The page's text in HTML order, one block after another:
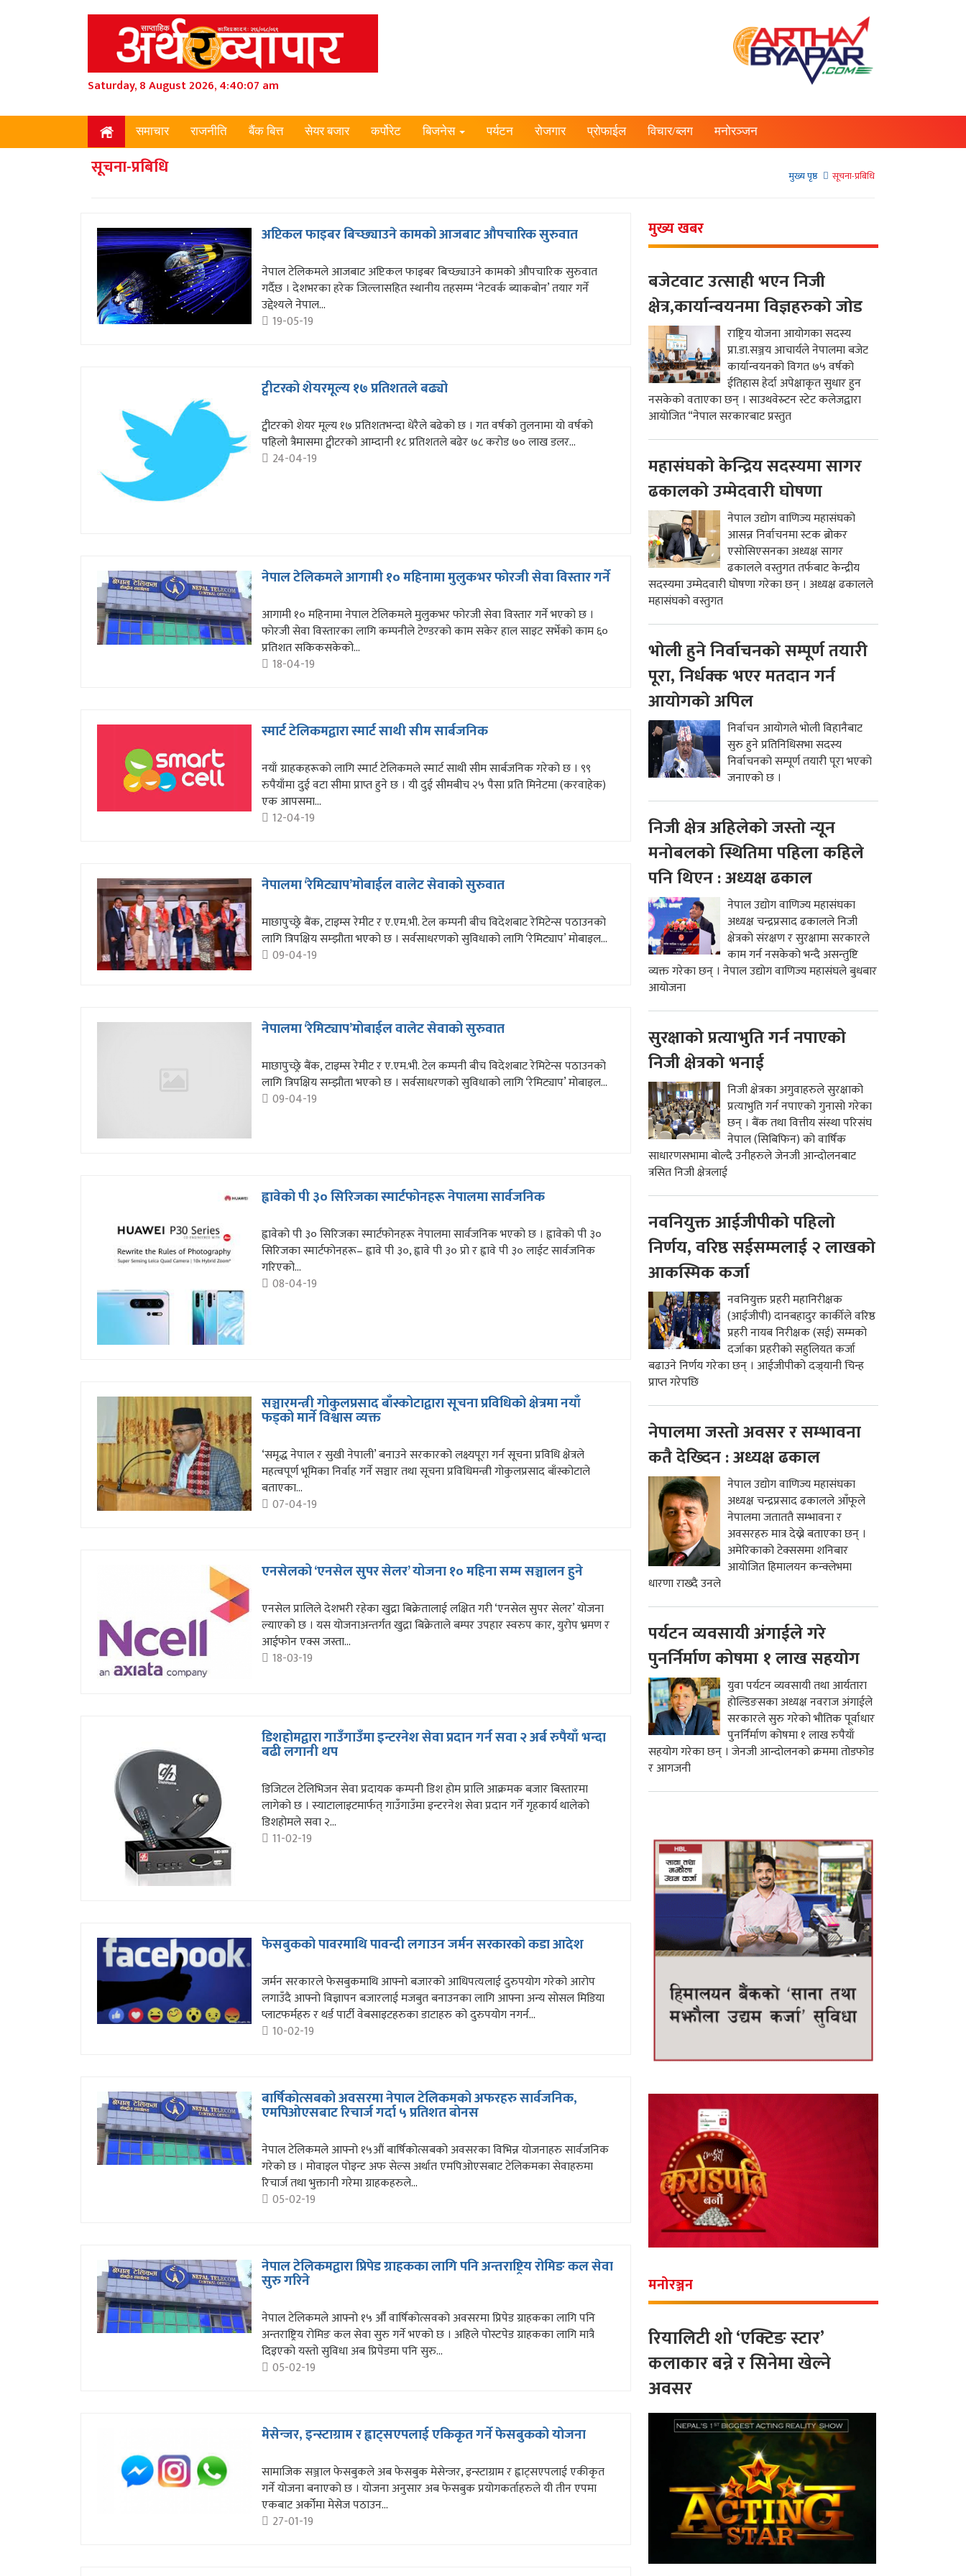
Saturday, 8 August 2026, 4:40:08 am
समाचार राजनीति बैंक बित्त सेयर बजार कर्पोरेट बिजनेस पर्यटन रोजगार प्रोफाईल विचार/ब्लग मनोरञ्जन
सूचना-प्रबिधि मुख्य पृष्ठ सूचना-प्रबिधि
अप्टिकल फाइबर बिच्छ्याउने कामको आजबाट औपचारिक सुरुवात
नेपाल टेलिकमले आजबाट अप्टिकल फाइबर बिच्छ्याउने कामको औपचारिक सुरुवात
गर्दैछ । देशभरका हरेक जिल्लासहित स्थानीय तहसम्म ‘नेटवर्क ब्याकबोन’ तयार गर्ने
उद्देश्यले नेपाल...
19-05-19
ट्वीटरको शेयरमूल्य १७ प्रतिशतले बढ्यो
ट्वीटरको शेयर मूल्य १७ प्रतिशतभन्दा धेरैले बढेको छ । गत वर्षको तुलनामा यो वर्षको
पहिलो त्रैमासमा ट्वीटरको आम्दानी १८ प्रतिशतले बढेर ७८ करोड ७० लाख डलर...
24-04-19
नेपाल टेलिकमले आगामी १० महिनामा मुलुकभर फोरजी सेवा विस्तार गर्ने
आगामी १० महिनामा नेपाल टेलिकमले मुलुकभर फोरजी सेवा विस्तार गर्ने भएको छ ।
फोरजी सेवा विस्तारका लागि कम्पनीले टेण्डरको काम सकेर हाल साइट सर्भेको काम ६०
प्रतिशत सकिकसकेको...
18-04-19
स्मार्ट टेलिकमद्वारा स्मार्ट साथी सीम सार्बजनिक
नयाँ ग्राहकहरूको लागि स्मार्ट टेलिकमले स्मार्ट साथी सीम सार्बजनिक गरेको छ । ९९
रुपैयाँमा दुई वटा सीमा प्राप्त हुने छ । यी दुई सीमबीच २५ पैसा प्रति मिनेटमा (करवाहेक)
एक आपसमा...
12-04-19
नेपालमा ‘रेमिट्याप’मोबाईल वालेट सेवाको सुरुवात
माछापुच्छ्रे बैंक, टाइम्स रेमीट र ए.एम.भी. टेल कम्पनी बीच विदेशबाट रेमिटेन्स पठाउनको
लागि त्रिपक्षिय सम्झौता भएको छ । सर्वसाधरणको सुविधाको लागि ‘रेमिट्याप’ मोबाइल...
09-04-19
नेपालमा ‘रेमिट्याप’मोबाईल वालेट सेवाको सुरुवात
माछापुच्छ्रे बैंक, टाइम्स रेमीट र ए.एम.भी. टेल कम्पनी बीच विदेशबाट रेमिटेन्स पठाउनको
लागि त्रिपक्षिय सम्झौता भएको छ । सर्वसाधरणको सुविधाको लागि ‘रेमिट्याप’ मोबाइल...
09-04-19
ह्वावेको पी ३० सिरिजका स्मार्टफोनहरू नेपालमा सार्वजनिक
ह्वावेको पी ३० सिरिजका स्मार्टफोनहरू नेपालमा सार्वजनिक भएको छ । ह्वावेको पी ३०
सिरिजका स्मार्टफोनहरू– ह्वावे पी ३०, ह्वावे पी ३० प्रो र ह्वावे पी ३० लाईट सार्वजनिक
गरिएको...
08-04-19
सञ्चारमन्त्री गोकुलप्रसाद बाँस्कोटाद्वारा सूचना प्रविधिको क्षेत्रमा नयाँ
फड्को मार्ने विश्वास व्यक्त
‘समृद्ध नेपाल र सुखी नेपाली’ बनाउने सरकारको लक्ष्यपूरा गर्न सूचना प्रविधि क्षेत्रले
महत्वपूर्ण भूमिका निर्वाह गर्ने सञ्चार तथा सूचना प्रविधिमन्त्री गोकुलप्रसाद बाँस्कोटाले
बताएका...
07-04-19
एनसेलको ‘एनसेल सुपर सेलर’ योजना १० महिना सम्म सञ्चालन हुने
एनसेल प्रालिले देशभरी रहेका खुद्रा बिक्रेतालाई लक्षित गरी ‘एनसेल सुपर सेलर’ योजना
ल्याएको छ । यस योजनाअन्तर्गत खुद्रा बिक्रेताले बम्पर उपहार स्वरुप कार, युरोप भ्रमण र
आईफोन एक्स जस्ता...
18-03-19
डिशहोमद्वारा गाउँगाउँमा इन्टरनेश सेवा प्रदान गर्न सवा २ अर्ब रुपैयाँ भन्दा
बढी लगानी थप
डिजिटल टेलिभिजन सेवा प्रदायक कम्पनी डिश होम प्रालि आक्रमक बजार बिस्तारमा
लागेको छ । स्याटालाइटमार्फत् गाउँगाउँमा इन्टरनेश सेवा प्रदान गर्ने गृहकार्य थालेको
डिशहोमले सवा २...
11-02-19
फेसबुकको पावरमाथि पावन्दी लगाउन जर्मन सरकारको कडा आदेश
जर्मन सरकारले फेसबुकमाथि आफ्नो बजारको आधिपत्यलाई दुरुपयोग गरेको आरोप
लगाउँदै आफ्नो विज्ञापन बजारलाई मजबुत बनाउनका लागि आफ्ना अन्य सोसल मिडिया
प्लाटफर्महरु र थर्ड पार्टी वेबसाइटहरुका डाटाहरु को दुरुपयोग नगर्न...
10-02-19
बार्षिकोत्सबको अवसरमा नेपाल टेलिकमको अफरहरु सार्वजनिक,
एमपिओएसबाट रिचार्ज गर्दा ५ प्रतिशत बोनस
नेपाल टेलिकमले आफ्नो १५औं बार्षिकोत्सबको अवसरका विभिन्न योजनाहरु सार्वजनिक
गरेको छ । मोवाइल पोइन्ट अफ सेल्स अर्थात एमपिओएसबाट टेलिकमका सेवाहरुमा
रिचार्ज तथा भुक्तानी गरेमा ग्राहकहरुले...
05-02-19
नेपाल टेलिकमद्वारा प्रिपेड ग्राहकका लागि पनि अन्तराष्ट्रिय रोमिङ कल सेवा
सुरु गरिने
नेपाल टेलिकमले आफ्नो १५ औँ वार्षिकोत्सवको अवसरमा प्रिपेड ग्राहकका लागि पनि
अन्तराष्ट्रिय रोमिङ कल सेवा सुरु गर्ने भएको छ । अहिले पोस्टपेड ग्राहकका लागि मात्रै
दिइएको यस्तो सुविधा अब प्रिपेडमा पनि सुरु...
05-02-19
मेसेन्जर, इन्स्टाग्राम र ह्वाट्सएपलाई एकिकृत गर्ने फेसबुकको योजना
सामाजिक सञ्जाल फेसबुकले अब फेसबुक मेसेन्जर, इन्स्टाग्राम र ह्वाट्सएपलाई एकीकृत
गर्ने योजना बनाएको छ । योजना अनुसार अब फेसबुक प्रयोगकर्ताहरुले यी तीन एपमा
एकबाट अर्कोमा मेसेज पठाउन...
27-01-19
मुख्य खबर
बजेटवाट उत्साही भएन निजी
क्षेत्र,कार्यान्वयनमा विज्ञहरुको जोड
राष्ट्रिय योजना आयोगका सदस्य
प्रा.डा.सञ्जय आचार्यले नेपालमा बजेट
कार्यान्वयनको विगत ७५ वर्षको
ईतिहास हेर्दा अपेक्षाकृत सुधार हुन
नसकेको वताएका छन् । साउथवेस्र्टन स्टेट कलेजद्वारा
आयोजित “नेपाल सरकारबाट प्रस्तुत
महासंघको केन्द्रिय सदस्यमा सागर
ढकालको उम्मेदवारी घोषणा
नेपाल उद्योग वाणिज्य महासंघको
आसन्न निर्वाचनमा स्टक ब्रोकर
एसोसिएसनका अध्यक्ष सागर
ढकालले वस्तुगत तर्फबाट केन्द्रीय
सदस्यमा उम्मेदवारी घोषणा गरेका छन् । अध्यक्ष ढकालले
महासंघको वस्तुगत
भोली हुने निर्वाचनको सम्पूर्ण तयारी
पूरा, निर्धक्क भएर मतदान गर्न
आयोगको अपिल
निर्वाचन आयोगले भोली विहानैबाट
सुरु हुने प्रतिनिधिसभा सदस्य
निर्वाचनको सम्पूर्ण तयारी पूरा भएको
जनाएको छ ।
निजी क्षेत्र अहिलेको जस्तो न्यून
मनोबलको स्थितिमा पहिला कहिले
पनि थिएन : अध्यक्ष ढकाल
नेपाल उद्योग वाणिज्य महासंघका
अध्यक्ष चन्द्रप्रसाद ढकालले निजी
क्षेत्रको संरक्षण र सुरक्षामा सरकारले
काम गर्न नसकेको भन्दै असन्तुष्टि
व्यक्त गरेका छन् । नेपाल उद्योग वाणिज्य महासंघले बुधबार
आयोजना
सुरक्षाको प्रत्याभुति गर्न नपाएको
निजी क्षेत्रको भनाई
निजी क्षेत्रका अगुवाहरुले सुरक्षाको
प्रत्याभुति गर्न नपाएको गुनासो गरेका
छन् । बैंक तथा वित्तीय संस्था परिसंघ
नेपाल (सिबिफिन) को वार्षिक
साधारणसभामा बोल्दै उनीहरुले जेनजी आन्दोलनबाट
त्रसित निजी क्षेत्रलाई
नवनियुक्त आईजीपीको पहिलो
निर्णय, वरिष्ठ सईसम्मलाई २ लाखको
आकस्मिक कर्जा
नवनियुक्त प्रहरी महानिरीक्षक
(आईजीपी) दानबहादुर कार्कीले वरिष्ठ
प्रहरी नायब निरीक्षक (सई) सम्मको
दर्जाका प्रहरीको सहुलियत कर्जा
बढाउने निर्णय गरेका छन् । आईजीपीको दज्र्यानी चिन्ह
प्राप्त गरेपछि
नेपालमा जस्तो अवसर र सम्भावना
कतै देख्दिन : अध्यक्ष ढकाल
नेपाल उद्योग वाणिज्य महासंघका
अध्यक्ष चन्द्रप्रसाद ढकालले आँफूले
नेपालमा जताततै सम्भावना र
अवसरहरु मात्र देख्ने बताएका छन् ।
अमेरिकाको टेक्ससमा शनिबार
आयोजित हिमालयन कन्क्लेभमा
धारणा राख्दै उनले
पर्यटन व्यवसायी अंगाईले गरे
पुनर्निर्माण कोषमा १ लाख सहयोग
युवा पर्यटन व्यवसायी तथा आर्यतारा
होल्डिङसका अध्यक्ष नवराज अंगाईले
सरकारले सुरु गरेको भौतिक पूर्वाधार
पुनर्निर्माण कोषमा १ लाख रुपैयाँ
सहयोग गरेका छन् । जेनजी आन्दोलनको क्रममा तोडफोड
र आगजनी
मनोरञ्जन
रियालिटी शो ‘एक्टिङ स्टार’
कलाकार बन्ने र सिनेमा खेल्ने
अवसर